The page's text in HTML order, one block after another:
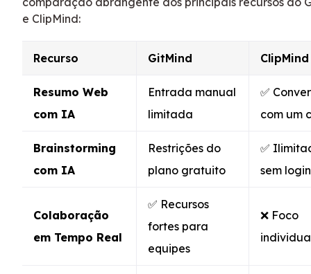
e ClipMind:
Recurso GitMind ClipMind
Resumo Web
com IA
Entrada manual
limitada
✅
com um
Brainstorming
com IA
Restrições do
plano gratuito
✅
sem login
Colaboração
em Tempo Real
✅ Recursos
fortes para
equipes
❌ Foco